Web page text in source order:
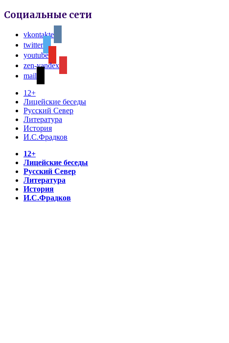
Социальные сети
vkontakte
twitter
youtube
zen-yandex
mail
12+
Лицейские беседы
Русский Север
Литература
История
И.С.Фрадков
12+
Лицейские беседы
Русский Север
Литература
История
И.С.Фрадков